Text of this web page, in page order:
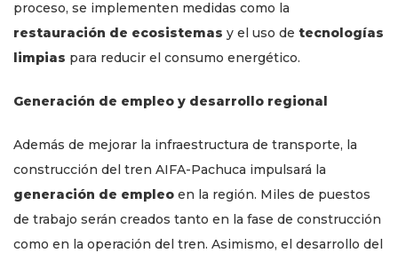
proceso, se implementen medidas como la
restauración de ecosistemas y el uso de tecnologías
limpias para reducir el consumo energético.
Generación de empleo y desarrollo regional
Además de mejorar la infraestructura de transporte, la
construcción del tren AIFA-Pachuca impulsará la
generación de empleo en la región. Miles de puestos
de trabajo serán creados tanto en la fase de construcción
como en la operación del tren. Asimismo, el desarrollo del